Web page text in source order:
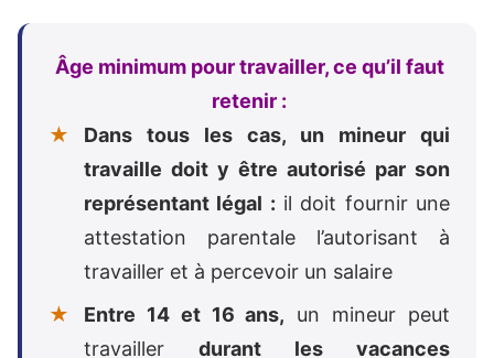
Âge minimum pour travailler, ce qu’il faut
retenir :
Dans tous les cas, un mineur qui
travaille doit y être autorisé par son
représentant légal : il doit fournir une
attestation parentale l’autorisant à
travailler et à percevoir un salaire
Entre 14 et 16 ans, un mineur peut
travailler durant les vacances